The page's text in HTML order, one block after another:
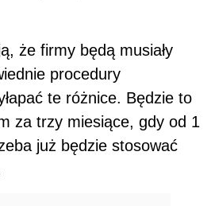
że firmy będą musiały
procedury
te różnice. Będzie to
za trzy miesiące, gdy od 1
już będzie stosować